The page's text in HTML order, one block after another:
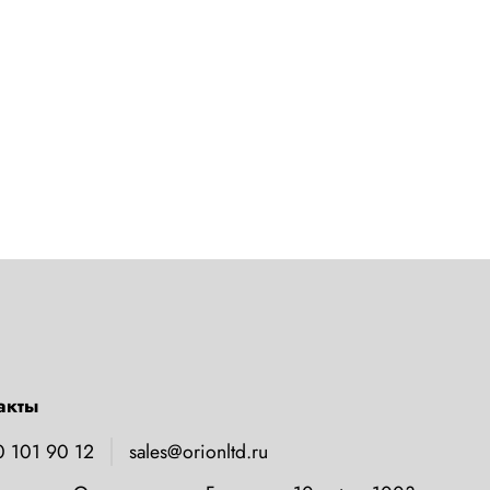
101 90 12
sales@orionltd.ru